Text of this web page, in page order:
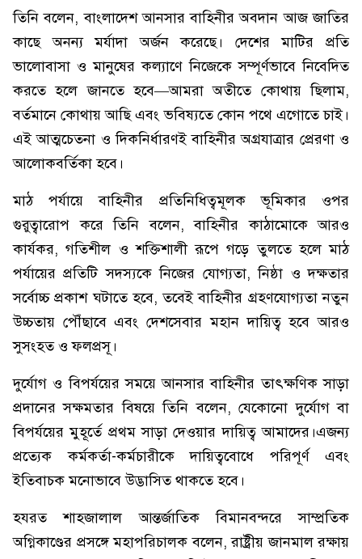
তিনি বলেন, বাংলাদেশ আনসার বাহিনীর অবদান আজ জাতির
কাছে অনন্য মর্যাদা অর্জন করেছে। দেশের মাটির প্রতি
ভালোবাসা ও মানুষের কল্যাণে নিজেকে সম্পূর্ণভাবে নিবেদিত
করতে হলে জানতে হবে—আমরা অতীতে কোথায় ছিলাম,
বর্তমানে কোথায় আছি এবং ভবিষ্যতে কোন পথে এগোতে চাই।
এই আত্মচেতনা ও দিকনির্ধারণই বাহিনীর অগ্রযাত্রার প্রেরণা ও
আলোকবর্তিকা হবে।
মাঠ পর্যায়ে বাহিনীর প্রতিনিধিত্বমূলক ভূমিকার ওপর
গুরুত্বারোপ করে তিনি বলেন, বাহিনীর কাঠামোকে আরও
কার্যকর, গতিশীল ও শক্তিশালী রূপে গড়ে তুলতে হলে মাঠ
পর্যায়ের প্রতিটি সদস্যকে নিজের যোগ্যতা, নিষ্ঠা ও দক্ষতার
সর্বোচ্চ প্রকাশ ঘটাতে হবে, তবেই বাহিনীর গ্রহণযোগ্যতা নতুন
উচ্চতায় পৌঁছাবে এবং দেশসেবার মহান দায়িত্ব হবে আরও
সুসংহত ও ফলপ্রসূ।
দুর্যোগ ও বিপর্যয়ের সময়ে আনসার বাহিনীর তাৎক্ষণিক সাড়া
প্রদানের সক্ষমতার বিষয়ে তিনি বলেন, যেকোনো দুর্যোগ বা
বিপর্যয়ের মুহূর্তে প্রথম সাড়া দেওয়ার দায়িত্ব আমাদের।এজন্য
প্রত্যেক কর্মকর্তা-কর্মচারীকে দায়িত্ববোধে পরিপূর্ণ এবং
ইতিবাচক মনোভাবে উদ্ভাসিত থাকতে হবে।
হযরত শাহজালাল আন্তর্জাতিক বিমানবন্দরে সাম্প্রতিক
অগ্নিকাণ্ডের প্রসঙ্গে মহাপরিচালক বলেন, রাষ্ট্রীয় জানমাল রক্ষায়